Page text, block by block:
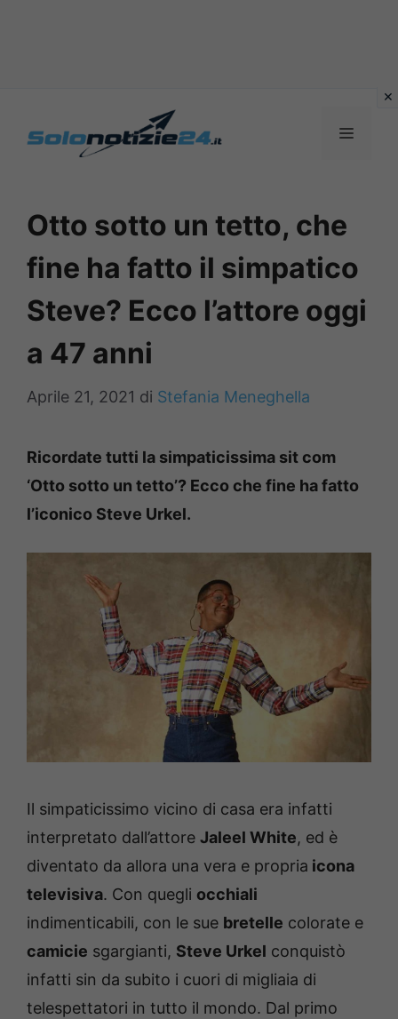
MENU
Otto sotto un tetto, che
fine ha fatto il simpatico
Steve? Ecco l’attore oggi
a 47 anni
Aprile 21, 2021 di Stefania Meneghella
Ricordate tutti la simpaticissima sit com
‘Otto sotto un tetto’? Ecco che fine ha fatto
l’iconico Steve Urkel.
Il simpaticissimo vicino di casa era infatti
interpretato dall’attore Jaleel White, ed è
diventato da allora una vera e propria icona
televisiva. Con quegli occhiali
indimenticabili, con le sue bretelle colorate e
camicie sgargianti, Steve Urkel conquistò
infatti sin da subito i cuori di migliaia di
telespettatori in tutto il mondo. Dal primo